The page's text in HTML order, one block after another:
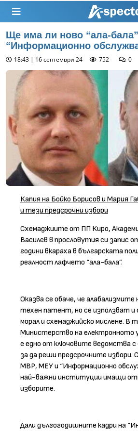
Ще има ли ново “ала-
“Информационно
18:43 | 16 септември 24 752 0
Капия на Бойко Борисов и Мария
и тези предсрочни избори
Схемаджиите от ПП Киро,
Василев в прословутия си запис
години вкараха в българската
реалност лафчето “ала-бала”.
Оказва се обаче, че алабализмите
техен патент, но се използват и
морал и схемаджийскo мислене. В
Министерство на електронното
е едно от ключовите ведомства с
за да реши предсрочните избори.
МВР, МЕУ и “Информационно
най-важни институции имащи
изборите.
Дали дългогодишните кадри на